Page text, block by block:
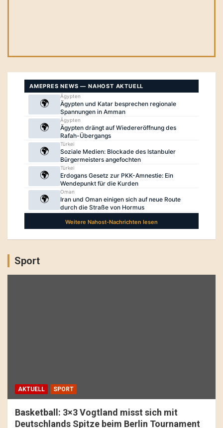
Sport
AKTUELL SPORT
Basketball: 3×3 Vogtland misst sich mit
Deutschlands Spitze beim Berlin Tournament